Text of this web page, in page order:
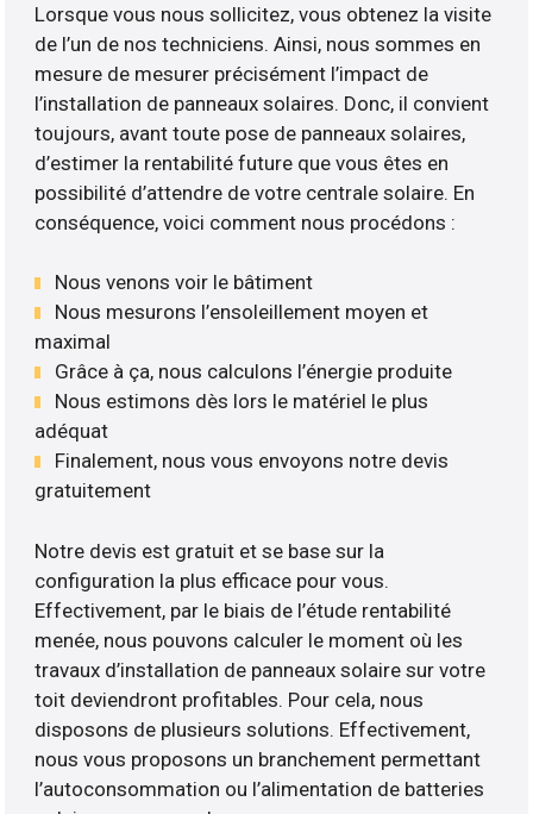
Lorsque vous nous sollicitez, vous obtenez la visite
de l’un de nos techniciens. Ainsi, nous sommes en
mesure de mesurer précisément l’impact de
l’installation de panneaux solaires. Donc, il convient
toujours, avant toute pose de panneaux solaires,
d’estimer la rentabilité future que vous êtes en
possibilité d’attendre de votre centrale solaire. En
conséquence, voici comment nous procédons :
Nous venons voir le bâtiment
Nous mesurons l’ensoleillement moyen et
maximal
Grâce à ça, nous calculons l’énergie produite
Nous estimons dès lors le matériel le plus
adéquat
Finalement, nous vous envoyons notre devis
gratuitement
Notre devis est gratuit et se base sur la
configuration la plus efficace pour vous.
Effectivement, par le biais de l’étude rentabilité
menée, nous pouvons calculer le moment où les
travaux d’installation de panneaux solaire sur votre
toit deviendront profitables. Pour cela, nous
disposons de plusieurs solutions. Effectivement,
nous vous proposons un branchement permettant
l’autoconsommation ou l’alimentation de batteries